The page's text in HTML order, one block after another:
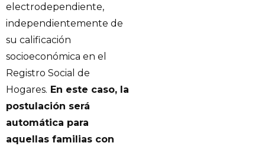
electrodependiente,
independientemente de
su calificación
socioeconómica en el
Registro Social de
Hogares. En este caso, la
postulación será
automática para
aquellas familias con